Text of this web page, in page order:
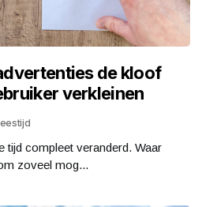
de kloof
verkleinen
tijd compleet veranderd. Waar
zoveel mog...